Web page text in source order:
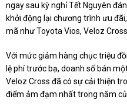
ngay sau kỳ nghỉ Tết Nguyên
khởi động lại chương trình ưu
mã như Toyota Vios, Veloz
Với mức giảm hàng chục triệu
lệ phí trước bạ, doanh số bán
Veloz Cross đã có sự cải thiện
điểm ảm đạm nhất trong năm